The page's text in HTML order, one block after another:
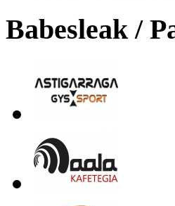
Babesleak /